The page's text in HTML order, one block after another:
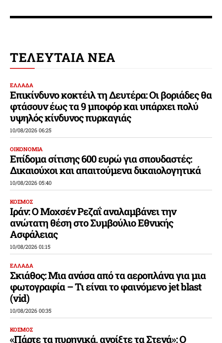
ΤΕΛΕΥΤΑΙΑ ΝΕΑ
ΕΛΛΑΔΑ
Επικίνδυνο κοκτέιλ τη Δευτέρα: Οι βοριάδες θα
φτάσουν έως τα 9 μποφόρ και υπάρχει πολύ
υψηλός κίνδυνος πυρκαγιάς
10/08/2026 06:25
ΟΙΚΟΝΟΜΙΑ
Επίδομα σίτισης 600 ευρώ για σπουδαστές:
Δικαιούχοι και απαιτούμενα δικαιολογητικά
10/08/2026 05:40
ΚΟΣΜΟΣ
Ιράν: Ο Μοχσέν Ρεζαΐ αναλαμβάνει την
ανώτατη θέση στο Συμβούλιο Εθνικής
Ασφάλειας
10/08/2026 01:15
ΕΛΛΑΔΑ
Σκιάθος: Μια ανάσα από τα αεροπλάνα για μια
φωτογραφία – Τι είναι το φαινόμενο jet blast
(vid)
10/08/2026 00:35
ΚΟΣΜΟΣ
«Πάρτε τα πυρηνικά, ανοίξτε τα Στενά»: Ο